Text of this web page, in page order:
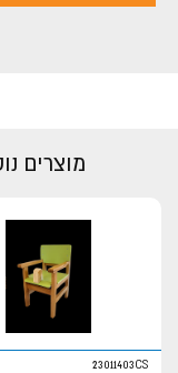
מוצרים
23011403CS